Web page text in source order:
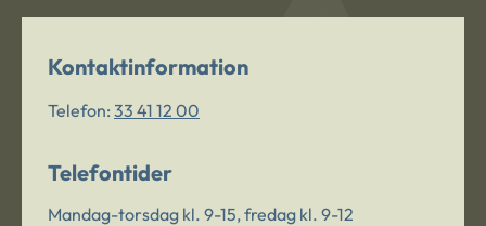
Kontaktinformation
Telefon: 33 41 12 00
Telefontider
Mandag-torsdag kl. 9-15, fredag kl. 9-12